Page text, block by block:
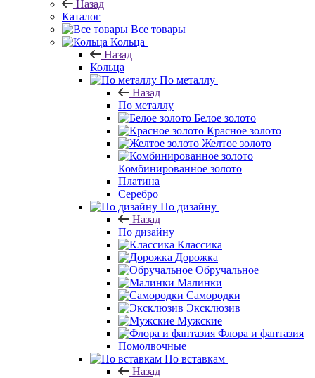
Назад
Каталог
Все товары
Кольца
Назад
Кольца
По металлу
Назад
По металлу
Белое золото
Красное золото
Желтое золото
Комбинированное золото
Платина
Серебро
По дизайну
Назад
По дизайну
Классика
Дорожка
Обручальное
Малинки
Самородки
Эксклюзив
Мужские
Флора и фантазия
Помолвочные
По вставкам
Назад